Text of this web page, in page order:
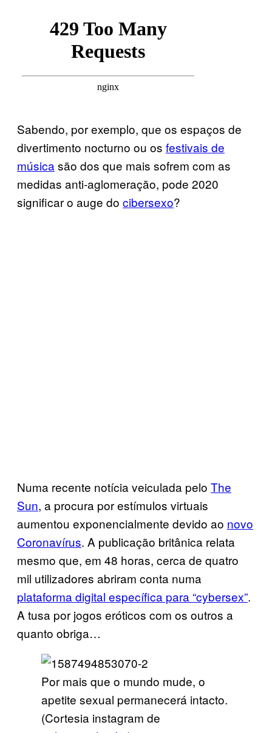
Sabendo, por exemplo, que os espaços de
divertimento nocturno ou os festivais de
música são dos que mais sofrem com as
medidas anti-aglomeração, pode 2020
significar o auge do cibersexo?
Numa recente notícia veiculada pelo The
Sun, a procura por estímulos virtuais
aumentou exponencialmente devido ao novo
Coronavírus. A publicação britânica relata
mesmo que, em 48 horas, cerca de quatro
mil utilizadores abriram conta numa
plataforma digital específica para “cybersex”.
A tusa por jogos eróticos com os outros a
quanto obriga…
Por mais que o mundo mude, o
apetite sexual permanecerá intacto.
(Cortesia instagram de